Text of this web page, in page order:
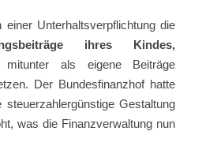
einer Unterhaltsverpflichtung die
ihres Kindes,
als eigene Beiträge
Der Bundesfinanzhof hatte
Gestaltung
was die Finanzverwaltung nun